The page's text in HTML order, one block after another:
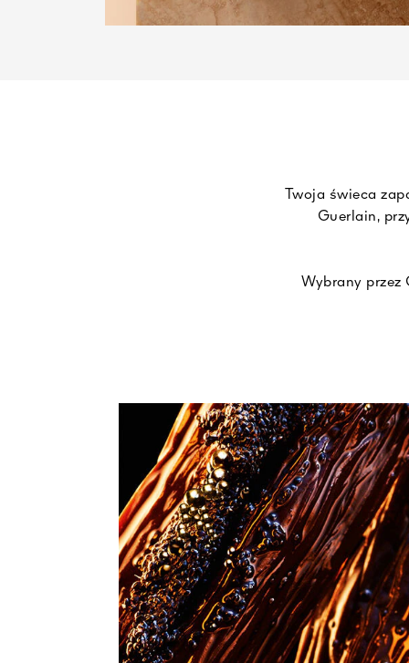
Twoja świeca
Guerlain,
Wybrany
ze słoikiem
Nowe wkłady do